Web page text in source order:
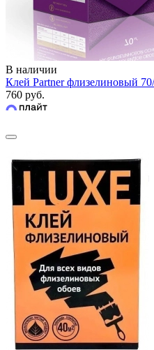
В наличии
Клей Partner флизелиновый
760 руб.